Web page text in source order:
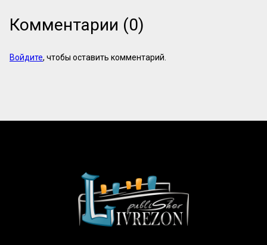
Комментарии (0)
Войдите, чтобы оставить комментарий.